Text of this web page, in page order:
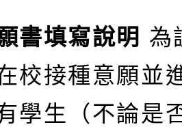
書填寫說明 為
校接種意願並
學生（不論是